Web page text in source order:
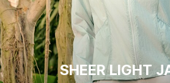
SHEER LIGHT